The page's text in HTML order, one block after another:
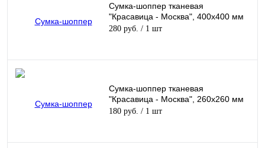
Сумка-шоппер тканевая
"Красавица - Москва", 400х400 мм
280 руб. / 1 шт
Сумка-шоппер тканевая
"Красавица - Москва", 260х260 мм
180 руб. / 1 шт